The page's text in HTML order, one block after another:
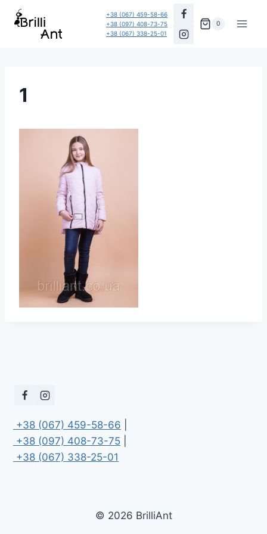
Перейти
+38 (067) 459-58-66
+38 (097) 408-73-75
+38 (067) 338-25-01
0
1
+38 (067) 459-58-66
+38 (097) 408-73-75
+38 (067) 338-25-01
© 2026 BrilliAnt